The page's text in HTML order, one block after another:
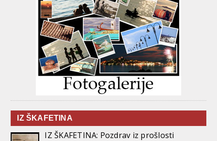
IZ ŠKAFETINA
IZ ŠKAFETINA: Pozdrav iz prošlosti